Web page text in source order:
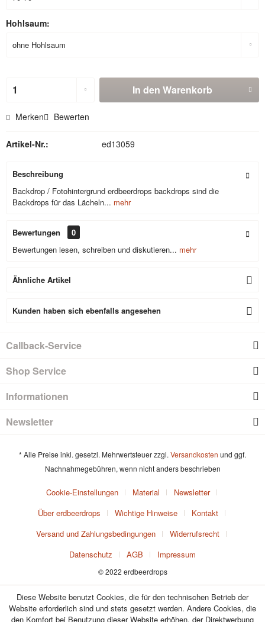
Hohlsaum:
In den Warenkorb
Merken Bewerten
Artikel-Nr.: ed13059
Beschreibung
Backdrop / Fotohintergrund erdbeerdrops backdrops sind die
Backdrops für das Lächeln... mehr
Bewertungen
0
Bewertungen lesen, schreiben und diskutieren... mehr
Ähnliche Artikel
Kunden haben sich ebenfalls angesehen
Callback-Service
Shop Service
Informationen
Newsletter
* Alle Preise inkl. gesetzl. Mehrwertsteuer zzgl. Versandkosten und ggf.
Nachnahmegebühren, wenn nicht anders beschrieben
Cookie-Einstellungen Material
Newsletter
Über erdbeerdrops
Wichtige Hinweise
Kontakt
Versand und Zahlungsbedingungen
Widerrufsrecht
Datenschutz
AGB Impressum
© 2022 erdbeerdrops
Diese Website benutzt Cookies, die für den technischen Betrieb der
Website erforderlich sind und stets gesetzt werden. Andere Cookies, die
den Komfort bei Benutzung dieser Website erhöhen, der Direktwerbung